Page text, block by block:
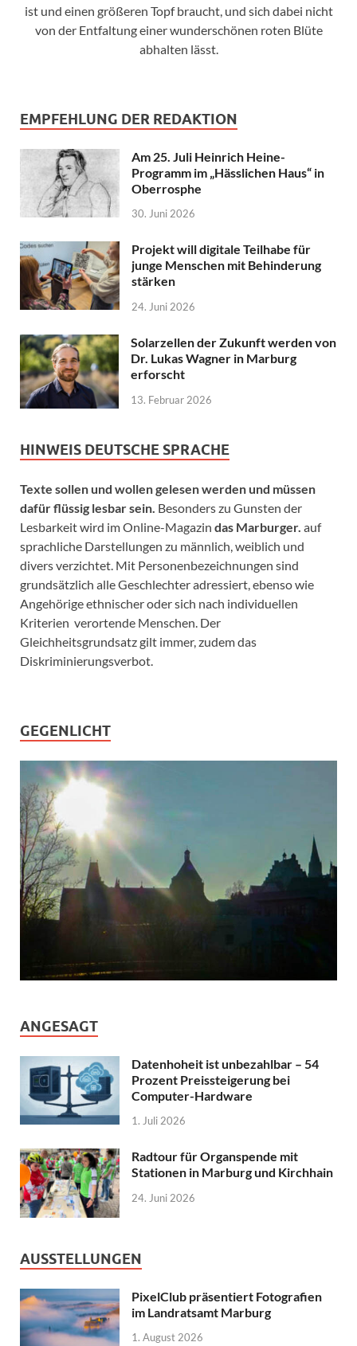
ist und einen größeren Topf braucht, und sich dabei nicht
von der Entfaltung einer wunderschönen roten Blüte
abhalten lässt.
EMPFEHLUNG DER REDAKTION
Am 25. Juli Heinrich Heine-
Programm im „Hässlichen Haus“ in
Oberrosphe
30. Juni 2026
Projekt will digitale Teilhabe für
junge Menschen mit Behinderung
stärken
24. Juni 2026
Solarzellen der Zukunft werden von
Dr. Lukas Wagner in Marburg
erforscht
13. Februar 2026
HINWEIS DEUTSCHE SPRACHE
Texte sollen und wollen gelesen werden und müssen
dafür flüssig lesbar sein. Besonders zu Gunsten der
Lesbarkeit wird im Online-Magazin das Marburger. auf
sprachliche Darstellungen zu männlich, weiblich und
divers verzichtet. Mit Personenbezeichnungen sind
grundsätzlich alle Geschlechter adressiert, ebenso wie
Angehörige ethnischer oder sich nach individuellen
Kriterien verortende Menschen. Der
Gleichheitsgrundsatz gilt immer, zudem das
Diskriminierungsverbot.
GEGENLICHT
ANGESAGT
Datenhoheit ist unbezahlbar – 54
Prozent Preissteigerung bei
Computer-Hardware
1. Juli 2026
Radtour für Organspende mit
Stationen in Marburg und Kirchhain
24. Juni 2026
AUSSTELLUNGEN
PixelClub präsentiert Fotografien
im Landratsamt Marburg
1. August 2026